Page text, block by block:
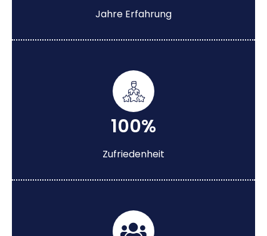
Jahre Erfahrung
100%
Zufriedenheit